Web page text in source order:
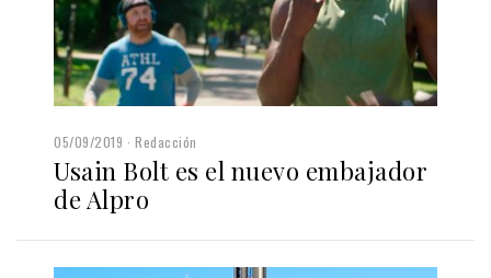
05/09/2019 Redacción
Usain Bolt es el nuevo embajador
de Alpro